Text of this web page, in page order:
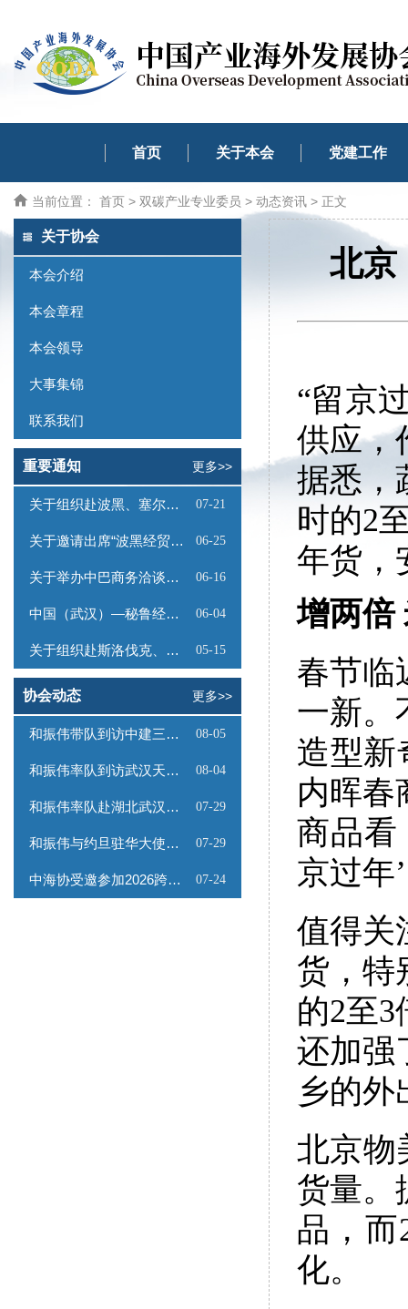
首页 关于本会 党建工作
当前位置： 首页 > 双碳产业专业委员 > 动态资讯 > 正文
关于协会
本会介绍
本会章程
本会领导
大事集锦
联系我们
重要通知 更多>>
关于组织赴波黑、塞尔维亚商务考察的函 07-21
关于邀请出席“波黑经贸投资推介会”的函 06-25
关于举办中巴商务洽谈会的通知 06-16
中国（武汉）—秘鲁经贸合作推介会邀请函 06-04
关于组织赴斯洛伐克、奥地利商务考察的函 05-15
协会动态 更多>>
和振伟带队到访中建三局数字工程有限公司 08-05
和振伟率队到访武汉天源集团 08-04
和振伟率队赴湖北武汉调研 07-29
和振伟与约旦驻华大使会谈 07-29
中海协受邀参加2026跨境能源矿产出海专题路演会 07-24
北京
“留京
供应，
据悉，
时的2
年货，
增两倍
春节临
一新。
造型新
内晖春
商品看
京过年
值得关
货，特
的2至
还加强
乡的外
北京物
货量。
品，而
化。